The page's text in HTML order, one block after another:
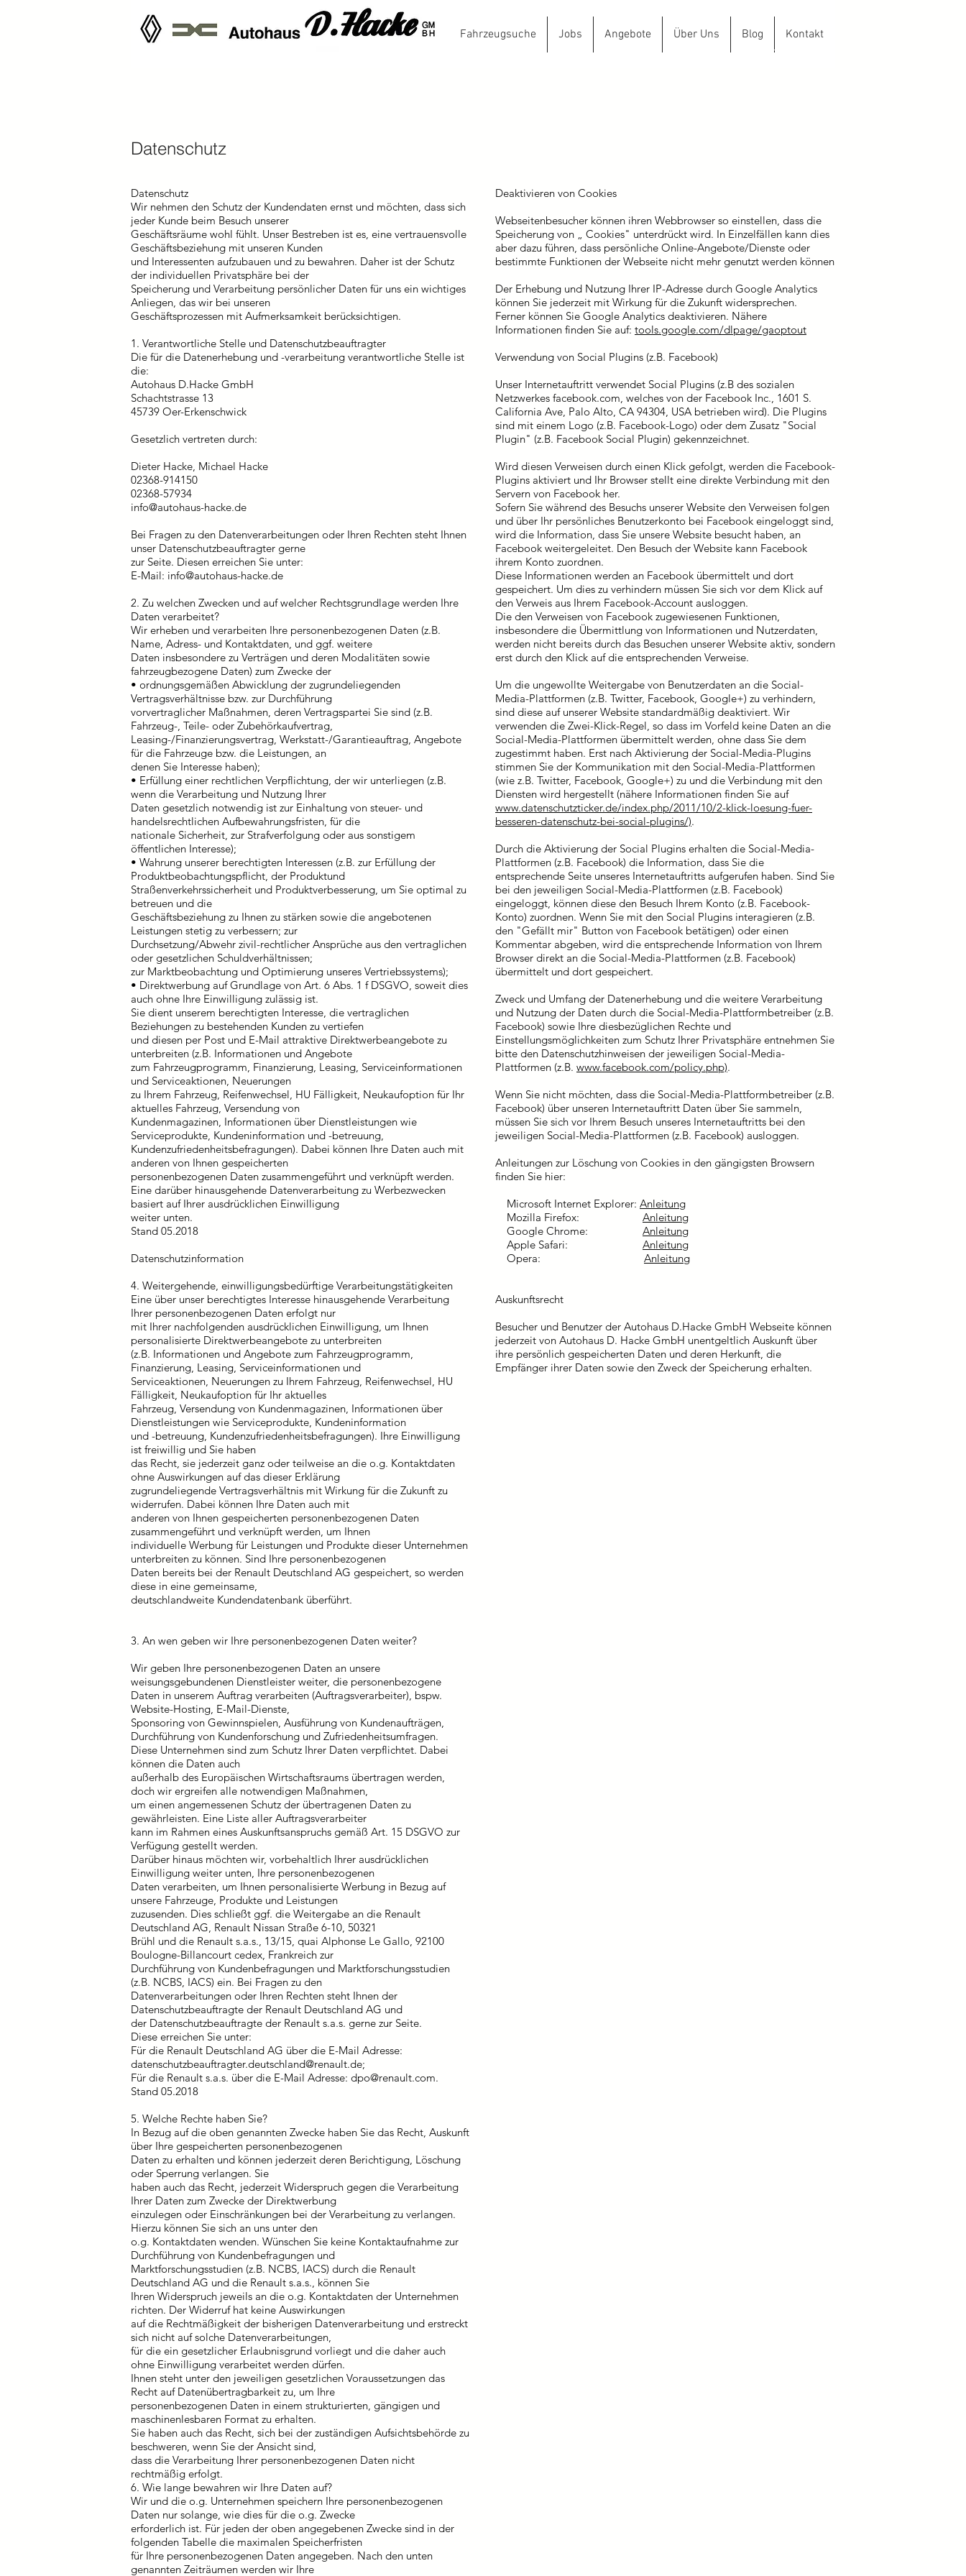
Fahrzeugsuche Jobs Angebote Über Uns Blog Kontakt
Autohaus D.Hacke GmbH
Datenschutz
Datenschutz
Wir nehmen den Schutz der Kundendaten ernst und möchten, dass sich
jeder Kunde beim Besuch unserer
Geschäftsräume wohl fühlt. Unser Bestreben ist es, eine vertrauensvolle
Geschäftsbeziehung mit unseren Kunden
und Interessenten aufzubauen und zu bewahren. Daher ist der Schutz
der individuellen Privatsphäre bei der
Speicherung und Verarbeitung persönlicher Daten für uns ein wichtiges
Anliegen, das wir bei unseren
Geschäftsprozessen mit Aufmerksamkeit berücksichtigen.
1. Verantwortliche Stelle und Datenschutzbeauftragter
Die für die Datenerhebung und -verarbeitung verantwortliche Stelle ist
die:
Autohaus D.Hacke GmbH
Schachtstrasse 13
45739 Oer-Erkenschwick
Gesetzlich vertreten durch:
Dieter Hacke, Michael Hacke
02368-914150
02368-57934
info@autohaus-hacke.de
Bei Fragen zu den Datenverarbeitungen oder Ihren Rechten steht Ihnen
unser Datenschutzbeauftragter gerne
zur Seite. Diesen erreichen Sie unter:
E-Mail: info@autohaus-hacke.de
2. Zu welchen Zwecken und auf welcher Rechtsgrundlage werden Ihre
Daten verarbeitet?
Wir erheben und verarbeiten Ihre personenbezogenen Daten (z.B.
Name, Adress- und Kontaktdaten, und ggf. weitere
Daten insbesondere zu Verträgen und deren Modalitäten sowie
fahrzeugbezogene Daten) zum Zwecke der
• ordnungsgemäßen Abwicklung der zugrundeliegenden
Vertragsverhältnisse bzw. zur Durchführung
vorvertraglicher Maßnahmen, deren Vertragspartei Sie sind (z.B.
Fahrzeug-, Teile- oder Zubehörkaufvertrag,
Leasing-/Finanzierungsvertrag, Werkstatt-/Garantieauftrag, Angebote
für die Fahrzeuge bzw. die Leistungen, an
denen Sie Interesse haben);
• Erfüllung einer rechtlichen Verpflichtung, der wir unterliegen (z.B.
wenn die Verarbeitung und Nutzung Ihrer
Daten gesetzlich notwendig ist zur Einhaltung von steuer- und
handelsrechtlichen Aufbewahrungsfristen, für die
nationale Sicherheit, zur Strafverfolgung oder aus sonstigem
öffentlichen Interesse);
• Wahrung unserer berechtigten Interessen (z.B. zur Erfüllung der
Produktbeobachtungspflicht, der Produktund
Straßenverkehrssicherheit und Produktverbesserung, um Sie optimal zu
betreuen und die
Geschäftsbeziehung zu Ihnen zu stärken sowie die angebotenen
Leistungen stetig zu verbessern; zur
Durchsetzung/Abwehr zivil-rechtlicher Ansprüche aus den vertraglichen
oder gesetzlichen Schuldverhältnissen;
zur Marktbeobachtung und Optimierung unseres Vertriebssystems);
• Direktwerbung auf Grundlage von Art. 6 Abs. 1 f DSGVO, soweit dies
auch ohne Ihre Einwilligung zulässig ist.
Sie dient unserem berechtigten Interesse, die vertraglichen
Beziehungen zu bestehenden Kunden zu vertiefen
und diesen per Post und E-Mail attraktive Direktwerbeangebote zu
unterbreiten (z.B. Informationen und Angebote
zum Fahrzeugprogramm, Finanzierung, Leasing, Serviceinformationen
und Serviceaktionen, Neuerungen
zu Ihrem Fahrzeug, Reifenwechsel, HU Fälligkeit, Neukaufoption für Ihr
aktuelles Fahrzeug, Versendung von
Kundenmagazinen, Informationen über Dienstleistungen wie
Serviceprodukte, Kundeninformation und -betreuung,
Kundenzufriedenheitsbefragungen). Dabei können Ihre Daten auch mit
anderen von Ihnen gespeicherten
personenbezogenen Daten zusammengeführt und verknüpft werden.
Eine darüber hinausgehende Datenverarbeitung zu Werbezwecken
basiert auf Ihrer ausdrücklichen Einwilligung
weiter unten.
Stand 05.2018
Datenschutzinformation
4. Weitergehende, einwilligungsbedürftige Verarbeitungstätigkeiten
Eine über unser berechtigtes Interesse hinausgehende Verarbeitung
Ihrer personenbezogenen Daten erfolgt nur
mit Ihrer nachfolgenden ausdrücklichen Einwilligung, um Ihnen
personalisierte Direktwerbeangebote zu unterbreiten
(z.B. Informationen und Angebote zum Fahrzeugprogramm,
Finanzierung, Leasing, Serviceinformationen und
Serviceaktionen, Neuerungen zu Ihrem Fahrzeug, Reifenwechsel, HU
Fälligkeit, Neukaufoption für Ihr aktuelles
Fahrzeug, Versendung von Kundenmagazinen, Informationen über
Dienstleistungen wie Serviceprodukte, Kundeninformation
und -betreuung, Kundenzufriedenheitsbefragungen). Ihre Einwilligung
ist freiwillig und Sie haben
das Recht, sie jederzeit ganz oder teilweise an die o.g. Kontaktdaten
ohne Auswirkungen auf das dieser Erklärung
zugrundeliegende Vertragsverhältnis mit Wirkung für die Zukunft zu
widerrufen. Dabei können Ihre Daten auch mit
anderen von Ihnen gespeicherten personenbezogenen Daten
zusammengeführt und verknüpft werden, um Ihnen
individuelle Werbung für Leistungen und Produkte dieser Unternehmen
unterbreiten zu können. Sind Ihre personenbezogenen
Daten bereits bei der Renault Deutschland AG gespeichert, so werden
diese in eine gemeinsame,
deutschlandweite Kundendatenbank überführt.
3. An wen geben wir Ihre personenbezogenen Daten weiter?
Wir geben Ihre personenbezogenen Daten an unsere
weisungsgebundenen Dienstleister weiter, die personenbezogene
Daten in unserem Auftrag verarbeiten (Auftragsverarbeiter), bspw.
Website-Hosting, E-Mail-Dienste,
Sponsoring von Gewinnspielen, Ausführung von Kundenaufträgen,
Durchführung von Kundenforschung und Zufriedenheitsumfragen.
Diese Unternehmen sind zum Schutz Ihrer Daten verpflichtet. Dabei
können die Daten auch
außerhalb des Europäischen Wirtschaftsraums übertragen werden,
doch wir ergreifen alle notwendigen Maßnahmen,
um einen angemessenen Schutz der übertragenen Daten zu
gewährleisten. Eine Liste aller Auftragsverarbeiter
kann im Rahmen eines Auskunftsanspruchs gemäß Art. 15 DSGVO zur
Verfügung gestellt werden.
Darüber hinaus möchten wir, vorbehaltlich Ihrer ausdrücklichen
Einwilligung weiter unten, Ihre personenbezogenen
Daten verarbeiten, um Ihnen personalisierte Werbung in Bezug auf
unsere Fahrzeuge, Produkte und Leistungen
zuzusenden. Dies schließt ggf. die Weitergabe an die Renault
Deutschland AG, Renault Nissan Straße 6-10, 50321
Brühl und die Renault s.a.s., 13/15, quai Alphonse Le Gallo, 92100
Boulogne-Billancourt cedex, Frankreich zur
Durchführung von Kundenbefragungen und Marktforschungsstudien
(z.B. NCBS, IACS) ein. Bei Fragen zu den
Datenverarbeitungen oder Ihren Rechten steht Ihnen der
Datenschutzbeauftragte der Renault Deutschland AG und
der Datenschutzbeauftragte der Renault s.a.s. gerne zur Seite.
Diese erreichen Sie unter:
Für die Renault Deutschland AG über die E-Mail Adresse:
datenschutzbeauftragter.deutschland@renault.de;
Für die Renault s.a.s. über die E-Mail Adresse: dpo@renault.com.
Stand 05.2018
5. Welche Rechte haben Sie?
In Bezug auf die oben genannten Zwecke haben Sie das Recht, Auskunft
über Ihre gespeicherten personenbezogenen
Daten zu erhalten und können jederzeit deren Berichtigung, Löschung
oder Sperrung verlangen. Sie
haben auch das Recht, jederzeit Widerspruch gegen die Verarbeitung
Ihrer Daten zum Zwecke der Direktwerbung
einzulegen oder Einschränkungen bei der Verarbeitung zu verlangen.
Hierzu können Sie sich an uns unter den
o.g. Kontaktdaten wenden. Wünschen Sie keine Kontaktaufnahme zur
Durchführung von Kundenbefragungen und
Marktforschungsstudien (z.B. NCBS, IACS) durch die Renault
Deutschland AG und die Renault s.a.s., können Sie
Ihren Widerspruch jeweils an die o.g. Kontaktdaten der Unternehmen
richten. Der Widerruf hat keine Auswirkungen
auf die Rechtmäßigkeit der bisherigen Datenverarbeitung und erstreckt
sich nicht auf solche Datenverarbeitungen,
für die ein gesetzlicher Erlaubnisgrund vorliegt und die daher auch
ohne Einwilligung verarbeitet werden dürfen.
Ihnen steht unter den jeweiligen gesetzlichen Voraussetzungen das
Recht auf Datenübertragbarkeit zu, um Ihre
personenbezogenen Daten in einem strukturierten, gängigen und
maschinenlesbaren Format zu erhalten.
Sie haben auch das Recht, sich bei der zuständigen Aufsichtsbehörde zu
beschweren, wenn Sie der Ansicht sind,
dass die Verarbeitung Ihrer personenbezogenen Daten nicht
rechtmäßig erfolgt.
6. Wie lange bewahren wir Ihre Daten auf?
Wir und die o.g. Unternehmen speichern Ihre personenbezogenen
Daten nur solange, wie dies für die o.g. Zwecke
erforderlich ist. Für jeden der oben angegebenen Zwecke sind in der
folgenden Tabelle die maximalen Speicherfristen
für Ihre personenbezogenen Daten angegeben. Nach den unten
genannten Zeiträumen werden wir Ihre
Deaktivieren von Cookies
Webseitenbesucher können ihren Webbrowser so einstellen, dass die
Speicherung von „ Cookies" unterdrückt wird. In Einzelfällen kann dies
aber dazu führen, dass persönliche Online-Angebote/Dienste oder
bestimmte Funktionen der Webseite nicht mehr genutzt werden können
Der Erhebung und Nutzung Ihrer IP-Adresse durch Google Analytics
können Sie jederzeit mit Wirkung für die Zukunft widersprechen.
Ferner können Sie Google Analytics deaktivieren. Nähere
Informationen finden Sie auf: tools.google.com/dlpage/gaoptout
Verwendung von Social Plugins (z.B. Facebook)
Unser Internetauftritt verwendet Social Plugins (z.B des sozialen
Netzwerkes facebook.com, welches von der Facebook Inc., 1601 S.
California Ave, Palo Alto, CA 94304, USA betrieben wird). Die Plugins
sind mit einem Logo (z.B. Facebook-Logo) oder dem Zusatz "Social
Plugin" (z.B. Facebook Social Plugin) gekennzeichnet.
Wird diesen Verweisen durch einen Klick gefolgt, werden die Facebook-
Plugins aktiviert und Ihr Browser stellt eine direkte Verbindung mit den
Servern von Facebook her.
Sofern Sie während des Besuchs unserer Website den Verweisen folgen
und über Ihr persönliches Benutzerkonto bei Facebook eingeloggt sind,
wird die Information, dass Sie unsere Website besucht haben, an
Facebook weitergeleitet. Den Besuch der Website kann Facebook
ihrem Konto zuordnen.
Diese Informationen werden an Facebook übermittelt und dort
gespeichert. Um dies zu verhindern müssen Sie sich vor dem Klick auf
den Verweis aus Ihrem Facebook-Account ausloggen.
Die den Verweisen von Facebook zugewiesenen Funktionen,
insbesondere die Übermittlung von Informationen und Nutzerdaten,
werden nicht bereits durch das Besuchen unserer Website aktiv, sondern
erst durch den Klick auf die entsprechenden Verweise.
Um die ungewollte Weitergabe von Benutzerdaten an die Social-
Media-Plattformen (z.B. Twitter, Facebook, Google+) zu verhindern,
sind diese auf unserer Website standardmäßig deaktiviert. Wir
verwenden die Zwei-Klick-Regel, so dass im Vorfeld keine Daten an die
Social-Media-Plattformen übermittelt werden, ohne dass Sie dem
zugestimmt haben. Erst nach Aktivierung der Social-Media-Plugins
stimmen Sie der Kommunikation mit den Social-Media-Plattformen
(wie z.B. Twitter, Facebook, Google+) zu und die Verbindung mit den
Diensten wird hergestellt (nähere Informationen finden Sie auf
www.datenschutzticker.de/index.php/2011/10/2-klick-loesung-fuer-
besseren-datenschutz-bei-social-plugins/).
Durch die Aktivierung der Social Plugins erhalten die Social-Media-
Plattformen (z.B. Facebook) die Information, dass Sie die
entsprechende Seite unseres Internetauftritts aufgerufen haben. Sind Sie
bei den jeweiligen Social-Media-Plattformen (z.B. Facebook)
eingeloggt, können diese den Besuch Ihrem Konto (z.B. Facebook-
Konto) zuordnen. Wenn Sie mit den Social Plugins interagieren (z.B.
den "Gefällt mir" Button von Facebook betätigen) oder einen
Kommentar abgeben, wird die entsprechende Information von Ihrem
Browser direkt an die Social-Media-Plattformen (z.B. Facebook)
übermittelt und dort gespeichert.
Zweck und Umfang der Datenerhebung und die weitere Verarbeitung
und Nutzung der Daten durch die Social-Media-Plattformbetreiber (z.B.
Facebook) sowie Ihre diesbezüglichen Rechte und
Einstellungsmöglichkeiten zum Schutz Ihrer Privatsphäre entnehmen Sie
bitte den Datenschutzhinweisen der jeweiligen Social-Media-
Plattformen (z.B. www.facebook.com/policy.php).
Wenn Sie nicht möchten, dass die Social-Media-Plattformbetreiber (z.B.
Facebook) über unseren Internetauftritt Daten über Sie sammeln,
müssen Sie sich vor Ihrem Besuch unseres Internetauftritts bei den
jeweiligen Social-Media-Plattformen (z.B. Facebook) ausloggen.
Anleitungen zur Löschung von Cookies in den gängigsten Browsern
finden Sie hier:
Microsoft Internet Explorer: Anleitung
Mozilla Firefox: Anleitung
Google Chrome: Anleitung
Apple Safari: Anleitung
Opera: Anleitung
Auskunftsrecht
Besucher und Benutzer der Autohaus D.Hacke GmbH Webseite können
jederzeit von Autohaus D. Hacke GmbH unentgeltlich Auskunft über
ihre persönlich gespeicherten Daten und deren Herkunft, die
Empfänger ihrer Daten sowie den Zweck der Speicherung erhalten.